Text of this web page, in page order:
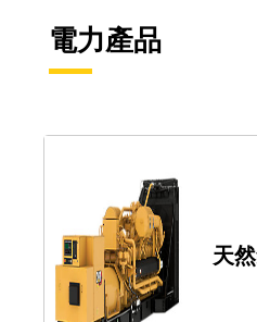
電力產品
天